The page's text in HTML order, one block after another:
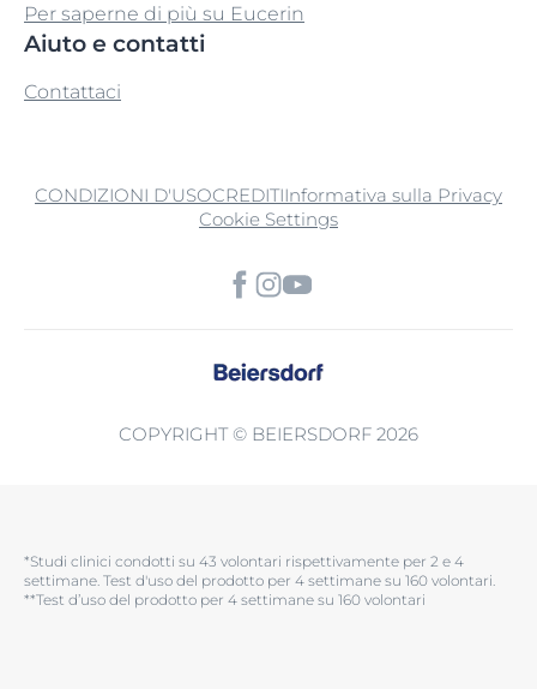
Per saperne di più su Eucerin
Aiuto e contatti
Contattaci
CONDIZIONI D'USOCREDITIInformativa sulla Privacy
Cookie Settings
COPYRIGHT © BEIERSDORF 2026
*Studi clinici condotti su 43 volontari rispettivamente per 2 e 4
settimane. Test d'uso del prodotto per 4 settimane su 160 volontari.​